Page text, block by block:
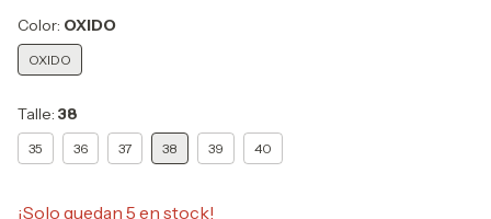
Color: OXIDO
OXIDO
Talle: 38
35 36 37 38 39 40
¡Solo quedan 5 en stock!